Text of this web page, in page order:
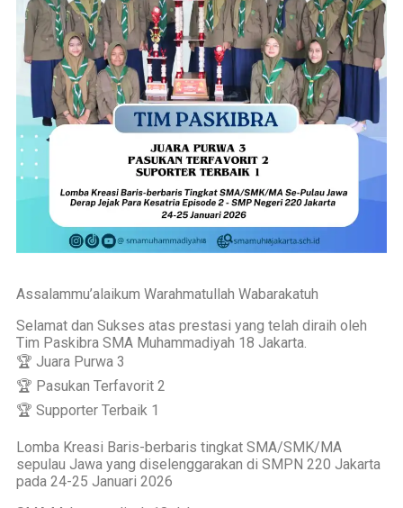
Assalammu’alaikum Warahmatullah Wabarakatuh
Selamat dan Sukses atas prestasi yang telah diraih oleh
Tim Paskibra SMA Muhammadiyah 18 Jakarta.
🏆 Juara Purwa 3
🏆 Pasukan Terfavorit 2
🏆 Supporter Terbaik 1
Lomba Kreasi Baris-berbaris tingkat SMA/SMK/MA
sepulau Jawa yang diselenggarakan di SMPN 220 Jakarta
pada 24-25 Januari 2026